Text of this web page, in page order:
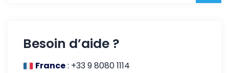
Besoin d’aide ?
France: +33 9 8080 1114